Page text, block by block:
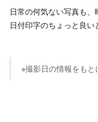
日常の何気ない写真も
日付印字のちょっと良い
※撮影日の情報をも